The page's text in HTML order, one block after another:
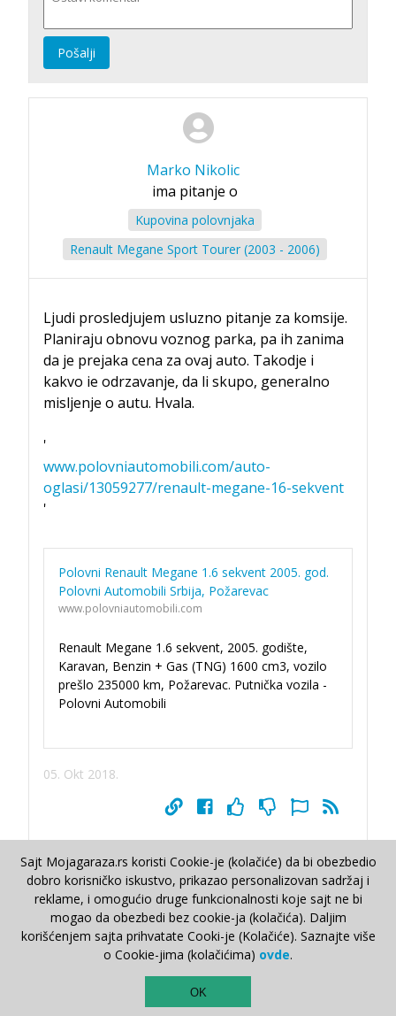
Pošalji
Marko Nikolic
ima pitanje o
Kupovina polovnjaka
Renault Megane Sport Tourer (2003 - 2006)
Ljudi prosledjujem usluzno pitanje za komsije.
Planiraju obnovu voznog parka, pa ih zanima
da je prejaka cena za ovaj auto. Takodje i
kakvo ie odrzavanje, da li skupo, generalno
misljenje o autu. Hvala.
'
www.polovniautomobili.com/auto-
oglasi/13059277/renault-megane-16-sekvent
'
Polovni Renault Megane 1.6 sekvent 2005. god.
Polovni Automobili Srbija, Požarevac
www.polovniautomobili.com
Renault Megane 1.6 sekvent, 2005. godište,
Karavan, Benzin + Gas (TNG) 1600 cm3, vozilo
prešlo 235000 km, Požarevac. Putnička vozila -
Polovni Automobili
05. Okt 2018.
capcarapcap isto
05. Okt 2018.
Bice on dugo na oglasu kazi komsiji da ne
zuri.
Sajt Mojagaraza.rs koristi Cookie-je (kolačiće) da bi obezbedio
dobro korisničko iskustvo, prikazao personalizovan sadržaj i
reklame, i omogućio druge funkcionalnosti koje sajt ne bi
mogao da obezbedi bez cookie-ja (kolačića). Daljim
korišćenjem sajta prihvatate Cooki-je (Kolačiće). Saznajte više
o Cookie-jima (kolačićima) ovde.
OK